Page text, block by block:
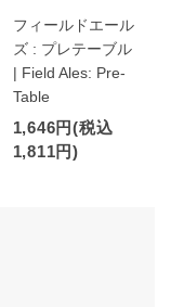
フィールドエール
ズ : プレテーブル
| Field Ales: Pre-
Table
1,646円(税込
1,811円)